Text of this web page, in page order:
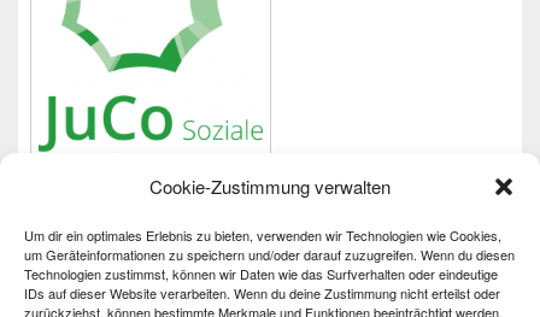
Cookie-Zustimmung verwalten
Um dir ein optimales Erlebnis zu bieten, verwenden wir Technologien wie Cookies,
um Geräteinformationen zu speichern und/oder darauf zuzugreifen. Wenn du diesen
Technologien zustimmst, können wir Daten wie das Surfverhalten oder eindeutige
IDs auf dieser Website verarbeiten. Wenn du deine Zustimmung nicht erteilst oder
zurückziehst, können bestimmte Merkmale und Funktionen beeinträchtigt werden.
Wichtiges
Impressum